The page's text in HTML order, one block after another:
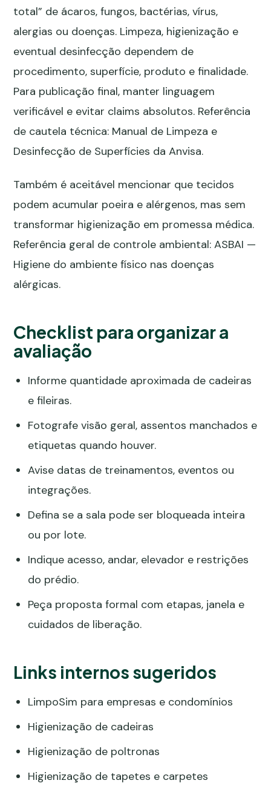
total” de ácaros, fungos, bactérias, vírus,
alergias ou doenças. Limpeza, higienização e
eventual desinfecção dependem de
procedimento, superfície, produto e finalidade.
Para publicação final, manter linguagem
verificável e evitar claims absolutos. Referência
de cautela técnica: Manual de Limpeza e
Desinfecção de Superfícies da Anvisa.
Também é aceitável mencionar que tecidos
podem acumular poeira e alérgenos, mas sem
transformar higienização em promessa médica.
Referência geral de controle ambiental: ASBAI —
Higiene do ambiente físico nas doenças
alérgicas.
Checklist para organizar a
avaliação
Informe quantidade aproximada de cadeiras
e fileiras.
Fotografe visão geral, assentos manchados e
etiquetas quando houver.
Avise datas de treinamentos, eventos ou
integrações.
Defina se a sala pode ser bloqueada inteira
ou por lote.
Indique acesso, andar, elevador e restrições
do prédio.
Peça proposta formal com etapas, janela e
cuidados de liberação.
Links internos sugeridos
LimpoSim para empresas e condomínios
Higienização de cadeiras
Higienização de poltronas
Higienização de tapetes e carpetes